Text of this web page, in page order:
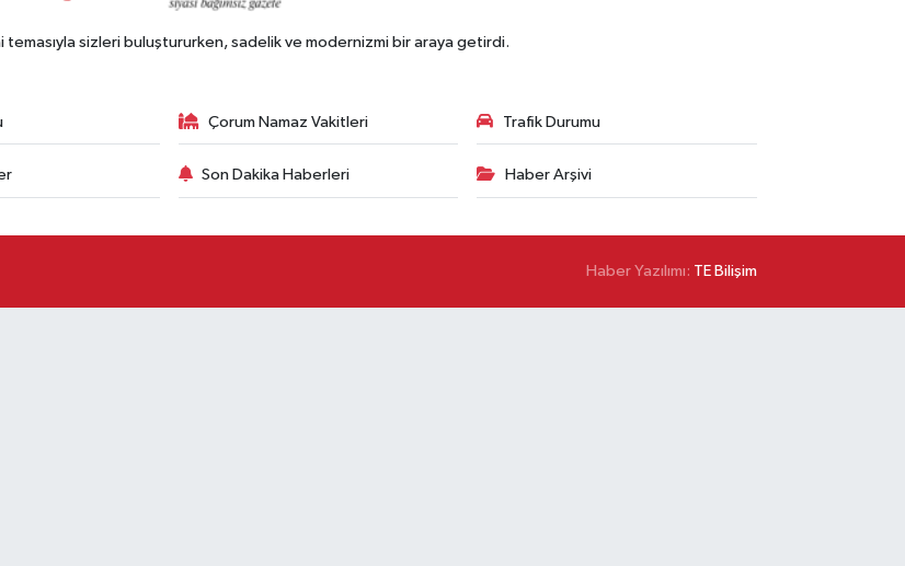
sizleri buluştururken, sadelik ve modernizmi bir araya getirdi.
Çorum Namaz Vakitleri Trafik Durumu
Son Dakika Haberleri Haber Arşivi
Haber Yazılımı: TE Bilişim